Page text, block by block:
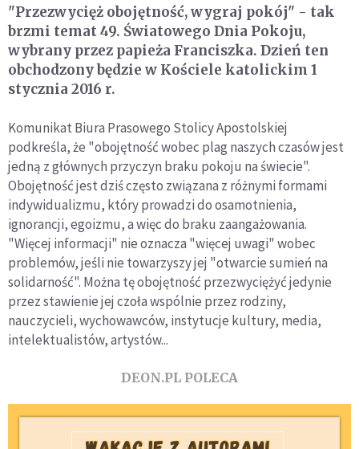
"Przezwycięż obojętność, wygraj pokój" - tak
brzmi temat 49. Światowego Dnia Pokoju,
wybrany przez papieża Franciszka. Dzień ten
obchodzony będzie w Kościele katolickim 1
stycznia 2016 r.
Komunikat Biura Prasowego Stolicy Apostolskiej
podkreśla, że "obojętność wobec plag naszych czasów jest
jedną z głównych przyczyn braku pokoju na świecie".
Obojętność jest dziś często związana z różnymi formami
indywidualizmu, który prowadzi do osamotnienia,
ignorancji, egoizmu, a więc do braku zaangażowania.
"Więcej informacji" nie oznacza "więcej uwagi" wobec
problemów, jeśli nie towarzyszy jej "otwarcie sumień na
solidarność". Można tę obojętność przezwyciężyć jedynie
przez stawienie jej czoła wspólnie przez rodziny,
nauczycieli, wychowawców, instytucje kultury, media,
intelektualistów, artystów...
DEON.PL POLECA